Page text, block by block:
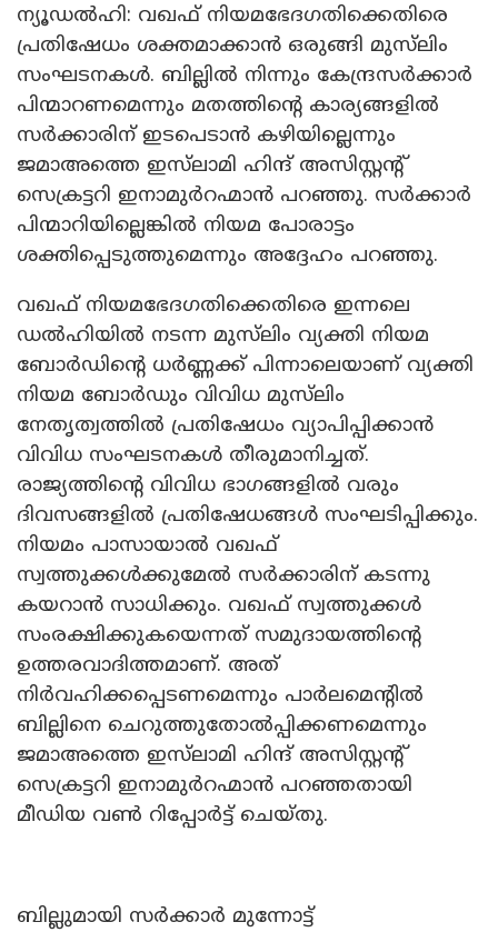
ന്യൂഡൽഹി: വഖഫ്‌ നിയമഭേദഗതിക്കെതിരെ
പ്രതിഷേധം ശക്തമാക്കാൻ ഒരുങ്ങി മുസ്‌ലിം
സംഘടനകൾ. ബില്ലിൽ നിന്നും കേന്ദ്രസർക്കാർ
പിന്മാറണമെന്നും മതത്തിന്റെ കാര്യങ്ങളിൽ
സർക്കാരിന് ഇടപെടാൻ കഴിയില്ലെന്നും
ജമാഅത്തെ ഇസ്‍ലാമി ഹിന്ദ് അസിസ്റ്റന്റ്
സെക്രട്ടറി ഇനാമുർറഹ്മാൻ പറഞ്ഞു. സർക്കാർ
പിന്മാറിയില്ലെങ്കിൽ നിയമ പോരാട്ടം
ശക്തിപ്പെടുത്തുമെന്നും അദ്ദേഹം പറഞ്ഞു.
വഖഫ്‌ നിയമഭേദഗതിക്കെതിരെ ഇന്നലെ
ഡൽഹിയിൽ നടന്ന മുസ്‌ലിം വ്യക്തി നിയമ
ബോർഡിന്റെ ധർണ്ണക്ക് പിന്നാലെയാണ് വ്യക്തി
നിയമ ബോർഡും വിവിധ മുസ്‍ലിം
നേതൃത്വത്തിൽ പ്രതിഷേധം വ്യാപിപ്പിക്കാൻ
വിവിധ സംഘടനകൾ തീരുമാനിച്ചത്.
രാജ്യത്തിന്റെ വിവിധ ഭാഗങ്ങളിൽ വരും
ദിവസങ്ങളിൽ പ്രതിഷേധങ്ങൾ സംഘടിപ്പിക്കും.
നിയമം പാസായാൽ വഖഫ്‌
സ്വത്തുക്കൾക്കുമേൽ സർക്കാരിന് കടന്നു
കയറാൻ സാധിക്കും. വഖഫ് സ്വത്തുക്കൾ
സംരക്ഷിക്കുകയെന്നത് സമുദായത്തിന്റെ
ഉത്തരവാദിത്തമാണ്. അത്
നിർവഹിക്കപ്പെടണമെന്നും പാർലമെന്റിൽ
ബില്ലിനെ ചെറുത്തുതോൽപ്പിക്കണമെന്നും
ജമാഅത്തെ ഇസ്‍ലാമി ഹിന്ദ് അസിസ്റ്റന്റ്
സെക്രട്ടറി ഇനാമുർറഹ്മാൻ പറഞ്ഞതായി
മീഡിയ വൺ റിപ്പോർട്ട് ചെയ്തു.
ബില്ലുമായി സർക്കാർ മുന്നോട്ട്